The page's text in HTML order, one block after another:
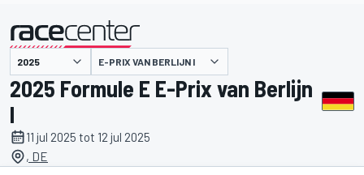
gepresenteerd door E-PRIX VAN BERLIJN I
2025 Formule E E-Prix van Berlijn
I
11 jul 2025 tot 12 jul 2025
, DE